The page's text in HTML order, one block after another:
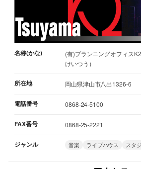
名称(かな)
(有)プランニングオフィス
けいつう）
所在地 岡山県津山市八出1326-6
電話番号 0868-24-5100
FAX番号 0868-25-2221
ジャンル 音楽 ライブハウス スタ